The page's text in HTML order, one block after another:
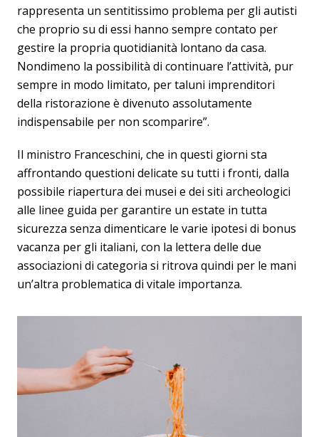
rappresenta un sentitissimo problema per gli autisti
che proprio su di essi hanno sempre contato per
gestire la propria quotidianità lontano da casa.
Nondimeno la possibilità di continuare l’attività, pur
sempre in modo limitato, per taluni imprenditori
della ristorazione è divenuto assolutamente
indispensabile per non scomparire”.
Il ministro Franceschini, che in questi giorni sta
affrontando questioni delicate su tutti i fronti, dalla
possibile riapertura dei musei e dei siti archeologici
alle linee guida per garantire un estate in tutta
sicurezza senza dimenticare le varie ipotesi di bonus
vacanza per gli italiani, con la lettera delle due
associazioni di categoria si ritrova quindi per le mani
un’altra problematica di vitale importanza.